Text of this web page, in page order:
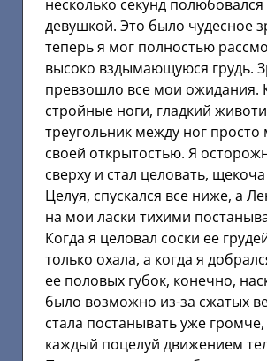
несколько секунд
девушкой. Это было чудесное
теперь я мог полностью
высоко вздымающуюся грудь.
превзошло все мои ожидания.
стройные ноги, гладкий
треугольник между ног просто
своей открытостью. Я
сверху и стал целовать,
Целуя, спускался все ниже, а
на мои ласки тихими
Когда я целовал соски ее
только охала, а когда я
ее половых губок, конечно,
было возможно из-за сжатых
стала постанывать уже
каждый поцелуй движением